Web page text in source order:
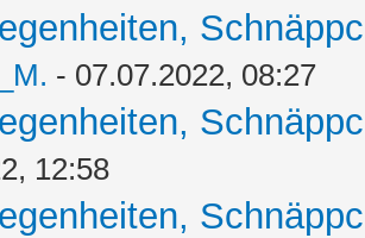
- 07.07.2022, 08:27
12:58